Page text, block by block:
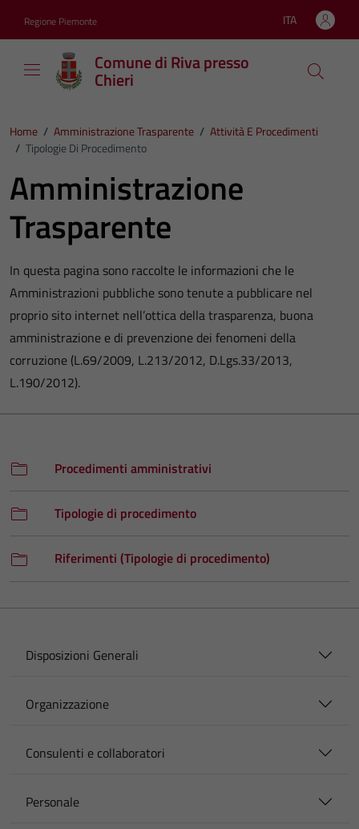
Regione Piemonte Lingua attiva:
ITA
Comune di Riva presso
Chieri
Home / Amministrazione Trasparente / Attività E Procedimenti
/ Tipologie Di Procedimento
Amministrazione
Trasparente
In questa pagina sono raccolte le informazioni che le
Amministrazioni pubbliche sono tenute a pubblicare nel
proprio sito internet nell’ottica della trasparenza, buona
amministrazione e di prevenzione dei fenomeni della
corruzione (L.69/2009, L.213/2012, D.Lgs.33/2013,
L.190/2012).
Procedimenti amministrativi
Tipologie di procedimento
Riferimenti (Tipologie di procedimento)
Disposizioni Generali
Organizzazione
Consulenti e collaboratori
Personale